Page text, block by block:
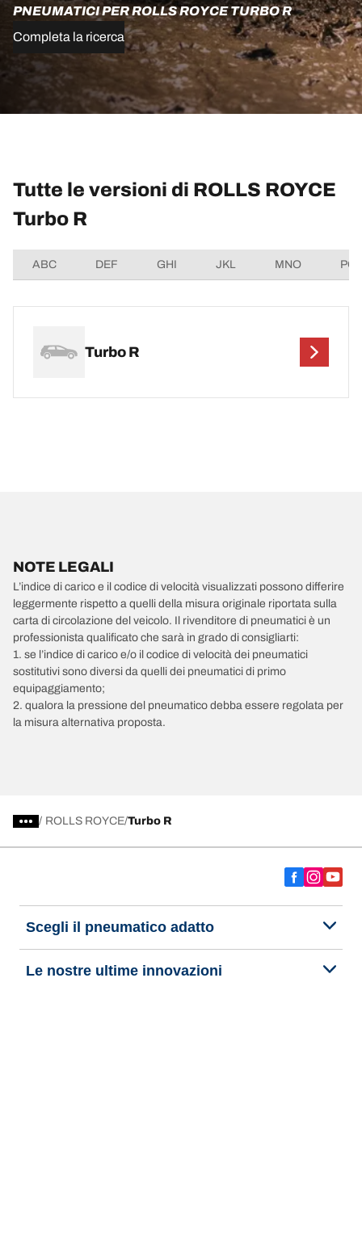
PNEUMATICI PER ROLLS ROYCE TURBO R
Completa la ricerca
Tutte le versioni di ROLLS ROYCE
Turbo R
ABC DEF GHI JKL MNO
Turbo R
NOTE LEGALI
L’indice di carico e il codice di velocità visualizzati possono differire
leggermente rispetto a quelli della misura originale riportata sulla
carta di circolazione del veicolo. Il rivenditore di pneumatici è un
professionista qualificato che sarà in grado di consigliarti:
1. se l’indice di carico e/o il codice di velocità dei pneumatici
sostitutivi sono diversi da quelli dei pneumatici di primo
equipaggiamento;
2. qualora la pressione del pneumatico debba essere regolata per
la misura alternativa proposta.
/ ROLLS ROYCE Turbo R
Scegli il pneumatico adatto
Le nostre ultime innovazioni